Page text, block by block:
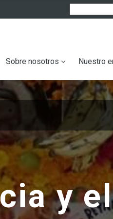
Sobre nosotros Nuestro
y